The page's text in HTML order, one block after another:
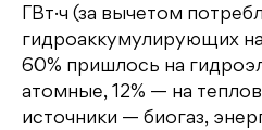
ГВт·ч (за вычетом
гидроаккумулирующих
60% пришлось на
атомные, 12% — на
источники — биогаз,